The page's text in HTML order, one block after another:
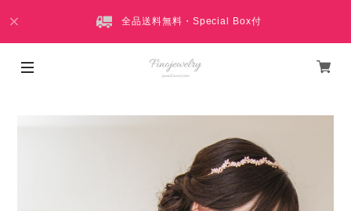
全品送料無料・Special Box付